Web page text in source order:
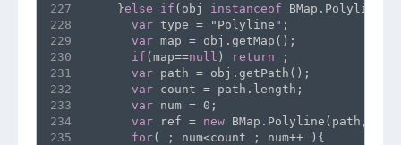
227
228
229
230
231
232
233
234
235
    }
else if (obj instanceof BMap.Polyline){
var type = "Polyline";
var map = obj.getMap();
if (map==null ) return ;
var path = obj.getPath();
var count = path.length;
var num = 0;
var ref = new BMap.Polyline(path,
for( ; num<count ; num++ ){